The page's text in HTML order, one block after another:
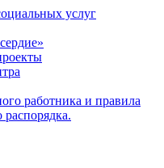
услуг
работника и правила
распорядка.